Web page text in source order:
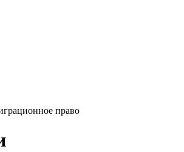
право